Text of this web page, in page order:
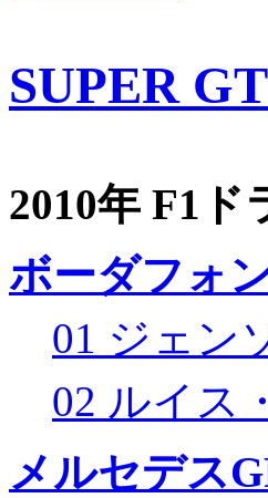
SUPER
2010年 F1
ボーダフォ
01 ジェン
02 ルイス
メルセデス